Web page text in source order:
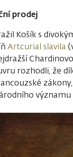
prodej
Košík s
Artcurial slavila
rozhodli, že